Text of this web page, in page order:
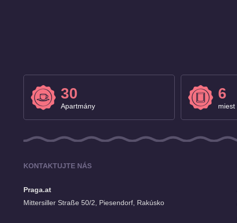
30
Apartmány
6
miest
KONTAKTUJTE NÁS
Praga.at
Mittersiller Straße 50/2, Piesendorf, Rakúsko